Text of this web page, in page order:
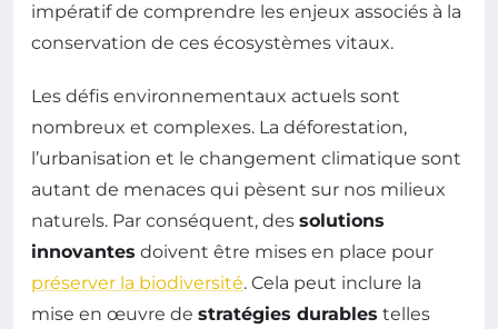
impératif de comprendre les enjeux associés à la
conservation de ces écosystèmes vitaux.
Les défis environnementaux actuels sont
nombreux et complexes. La déforestation,
l’urbanisation et le changement climatique sont
autant de menaces qui pèsent sur nos milieux
naturels. Par conséquent, des solutions
innovantes doivent être mises en place pour
préserver la biodiversité. Cela peut inclure la
mise en œuvre de stratégies durables telles